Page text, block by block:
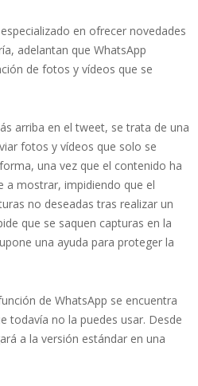
en ofrecer novedades
adelantan que WhatsApp
de fotos y vídeos que se
arriba en el tweet, se trata de una
fotos y vídeos que solo se
una vez que el contenido ha
a mostrar, impidiendo que el
no deseadas tras realizar un
que se saquen capturas en la
una ayuda para proteger la
de WhatsApp se encuentra
todavía no la puedes usar. Desde
a la versión estándar en una